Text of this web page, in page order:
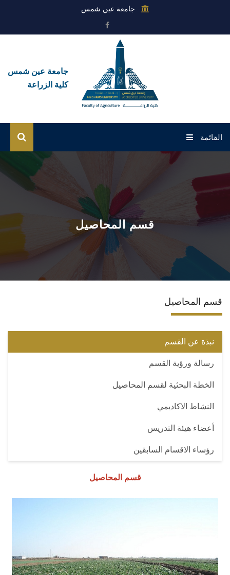
جامعة عين شمس
جامعة عين شمس
كلية الزراعة
القائمة
عن الكلية
القطاعات
المراكز والوحدات
قسم المحاصيل
قسم المحاصيل
نبذة عن القسم
رسالة ورؤية القسم
الخطة البحثية لقسم المحاصيل
النشاط الاكاديمي
أعضاء هيئة التدريس
رؤساء الاقسام السابقين
قسم المحاصيل